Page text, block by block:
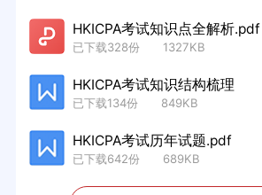
HKICPA考试知识点全解析.pdf
已下载328份 1327KB
HKICPA考试知识结构梳理
已下载134份 849KB
HKICPA考试历年试题.pdf
已下载642份 689KB